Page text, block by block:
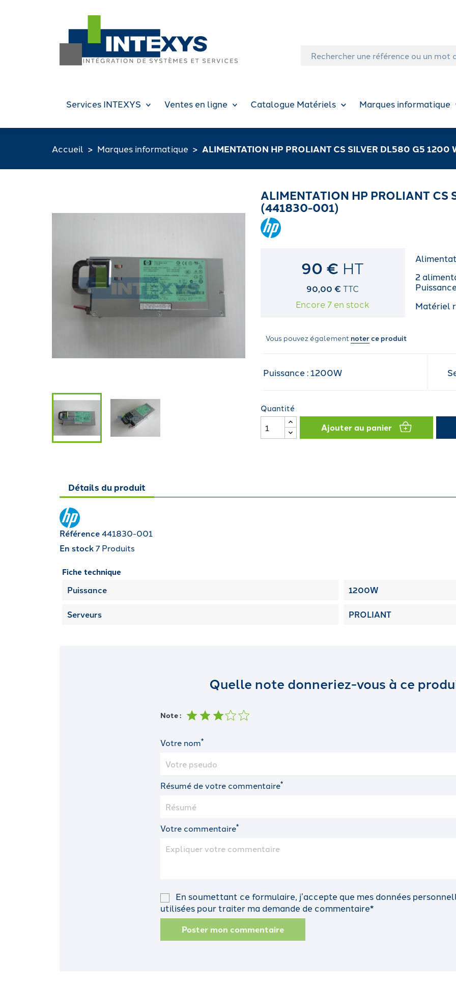
Services INTEXYS Ventes en ligne Catalogue Matériels Marques informatique
Accueil Marques informatique ALIMENTATION HP PROLIANT CS SILVER DL580 G5
ALIMENTATION HP PROLIANT CS
(441830-001)
90 € HT
90,00 € TTC
Encore 7 en stock
2
Matériel
Vous pouvez également noterce produit
Puissance : 1200W
Quantité
Ajouter au panier
Détails du produit
Référence441830-001
En stock7 Produits
Fiche technique
Puissance 1200W
Serveurs PROLIANT
Quelle note donneriez-vous à ce
Note :
Votre nom*
Résumé de votre commentaire*
Votre commentaire*
En soumettant ce formulaire, j’accepte que mes données
utilisées pour traiter ma demande de commentaire*
Poster mon commentaire